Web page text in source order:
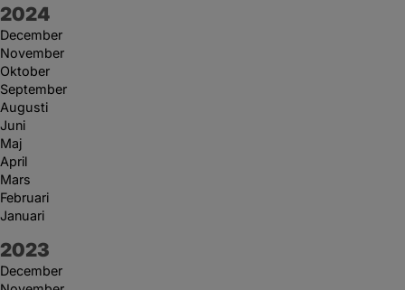
År:
2024
December
November
Oktober
September
Augusti
Juni
Maj
April
Mars
Februari
Januari
År:
2023
December